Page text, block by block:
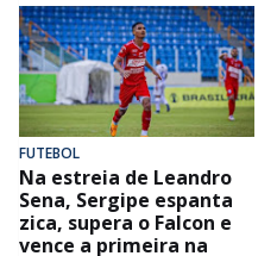
FUTEBOL
Na estreia de Leandro
Sena, Sergipe espanta
zica, supera o Falcon e
vence a primeira na